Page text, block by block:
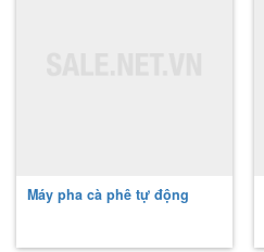
Máy pha cà phê tự động